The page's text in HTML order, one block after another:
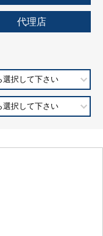
代理店
選択して下さい
選択して下さい